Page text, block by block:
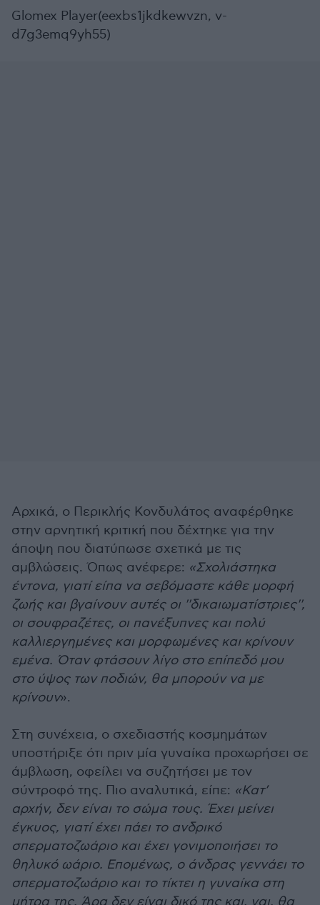
Glomex Player(eexbs1jkdkewvzn, v-
d7g3emq9yh55)
Αρχικά, ο Περικλής Κονδυλάτος αναφέρθηκε
στην αρνητική κριτική που δέχτηκε για την
άποψη που διατύπωσε σχετικά με τις
αμβλώσεις. Όπως ανέφερε: «Σχολιάστηκα
έντονα, γιατί είπα να σεβόμαστε κάθε μορφή
ζωής και βγαίνουν αυτές οι ''δικαιωματίστριες'',
οι σουφραζέτες, οι πανέξυπνες και πολύ
καλλιεργημένες και μορφωμένες και κρίνουν
εμένα. Όταν φτάσουν λίγο στο επίπεδό μου
στο ύψος των ποδιών, θα μπορούν να με
κρίνουν».
Στη συνέχεια, ο σχεδιαστής κοσμημάτων
υποστήριξε ότι πριν μία γυναίκα προχωρήσει σε
άμβλωση, οφείλει να συζητήσει με τον
σύντροφό της. Πιο αναλυτικά, είπε: «Κατ’
αρχήν, δεν είναι το σώμα τους. Έχει μείνει
έγκυος, γιατί έχει πάει το ανδρικό
σπερματοζωάριο και έχει γονιμοποιήσει το
θηλυκό ωάριο. Επομένως, ο άνδρας γεννάει το
σπερματοζωάριο και το τίκτει η γυναίκα στη
μήτρα της. Άρα δεν είναι δικό της και, ναι, θα